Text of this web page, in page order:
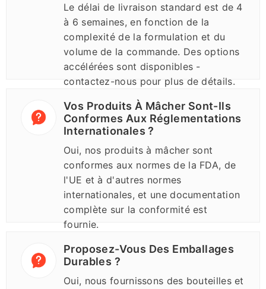
Le délai de livraison standard est de 4
à 6 semaines, en fonction de la
complexité de la formulation et du
volume de la commande. Des options
accélérées sont disponibles -
contactez-nous pour plus de détails.
Vos Produits À Mâcher Sont-Ils
Conformes Aux Réglementations
Internationales ?
Oui, nos produits à mâcher sont
conformes aux normes de la FDA, de
l'UE et à d'autres normes
internationales, et une documentation
complète sur la conformité est
fournie.
Proposez-Vous Des Emballages
Durables ?
Oui, nous fournissons des bouteilles et